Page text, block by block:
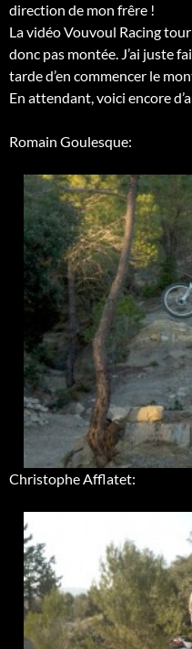
direction de mon frêre !
La vidéo Vouvoul Racing
donc pas montée. J’ai juste
tarde d’en commencer le
En attendant, voici encore
Romain Goulesque:
Christophe Afflatet: